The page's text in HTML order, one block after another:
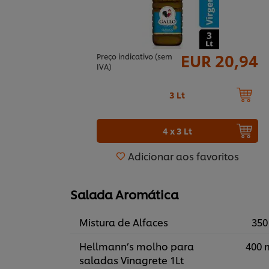
Preço indicativo (sem
IVA)
EUR 20,94
3 Lt
4 x 3 Lt
Adicionar aos favoritos
Salada Aromática
Mistura de Alfaces
Hellmann’s molho para
saladas Vinagrete 1Lt
400